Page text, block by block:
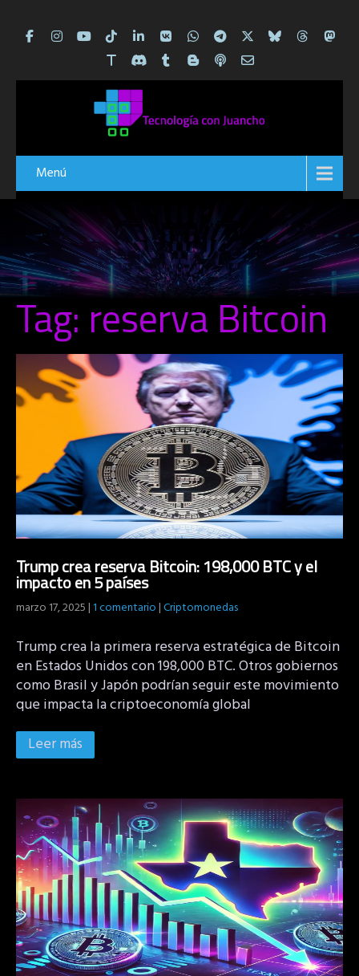
Menú
Tag: reserva Bitcoin
Trump crea reserva Bitcoin: 198,000 BTC y el
impacto en 5 países
marzo 17, 2025|1 comentario|Criptomonedas
Trump crea la primera reserva estratégica de Bitcoin
en Estados Unidos con 198,000 BTC. Otros gobiernos
como Brasil y Japón podrían seguir este movimiento
que impacta la criptoeconomía global
Leer más